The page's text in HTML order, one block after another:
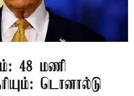
48 மணி
டொனால்டு